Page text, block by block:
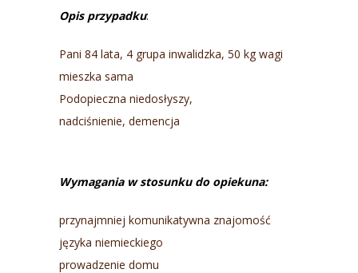
Opis przypadku:
Pani 84 lata, 4 grupa inwalidzka, 50 kg wagi
mieszka sama
Podopieczna niedosłyszy,
nadciśnienie, demencja
Wymagania w stosunku do opiekuna:
przynajmniej komunikatywna znajomość
języka niemieckiego
prowadzenie domu